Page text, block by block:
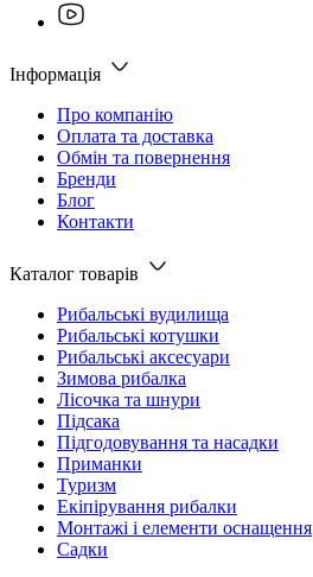
Інформація
Про компанію
Оплата та доставка
Обмін та повернення
Бренди
Блог
Контакти
Каталог товарів
Рибальські вудилища
Рибальські котушки
Рибальські аксесуари
Зимова рибалка
Лісочка та шнури
Підсака
Підгодовування та насадки
Приманки
Туризм
Екіпірування рибалки
Монтажі і елементи оснащення
Садки